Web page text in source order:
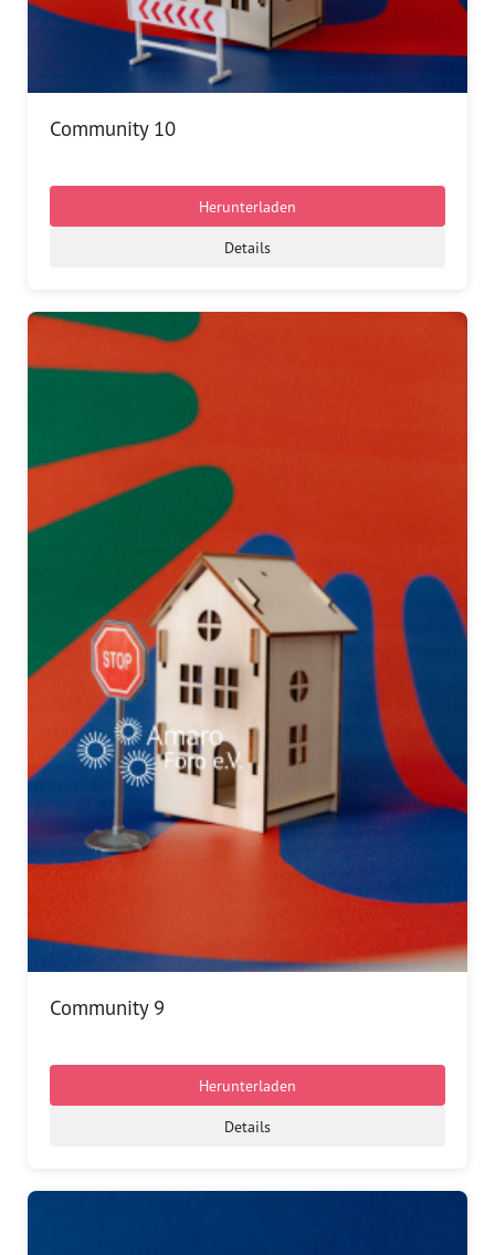
Community 10
Herunterladen
Details
Community 9
Herunterladen
Details